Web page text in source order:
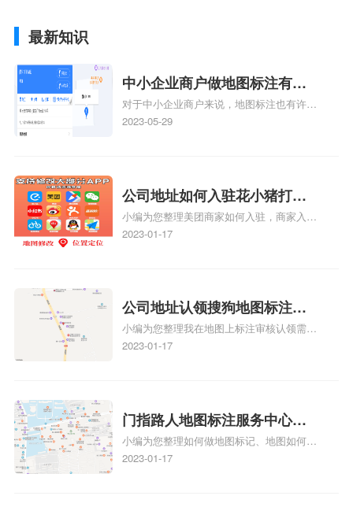
最新知识
中小企业商户做地图标注有什
么好处
对于中小企业商户来说，地图标注也有许多
好处，包括：提高可见性和曝光率：通过在
位置，增加商户被发现的机会。方便客户导
航：地图标注可以帮助客户更容易地找到商
户的实际位置。特别是对于新客户或不熟悉
该地区的客户来说，地图标注可以提供明确
图标注服务中心面的存在。对于一些客户来
说，实体指路人地
2023-05-29
公司地址如何入驻花小猪打车
地图标记？指路人地图标注服
务中心铺如何入驻花小猪打车
小编为您整理美团商家如何入驻，商家入驻
教程、商家如何入驻地图、如何入驻地:、
2023-01-17
公司地址认领搜狗地图标注多
久审核？公司地址认领地图标
注多久审核？
小编为您整理我在地图上标注审核认领需要
多久、我在地图上标注审核认领需要多久
情可查看下方正文！
2023-01-17
门指路人地图标注服务中心如
何做花小猪打车地图位置标
记？门指路人地图标注服务中
小编为您整理如何做地图标记、地图如何做
标记、so搜街景中如何做标记、360e启花贷
2023-01-17